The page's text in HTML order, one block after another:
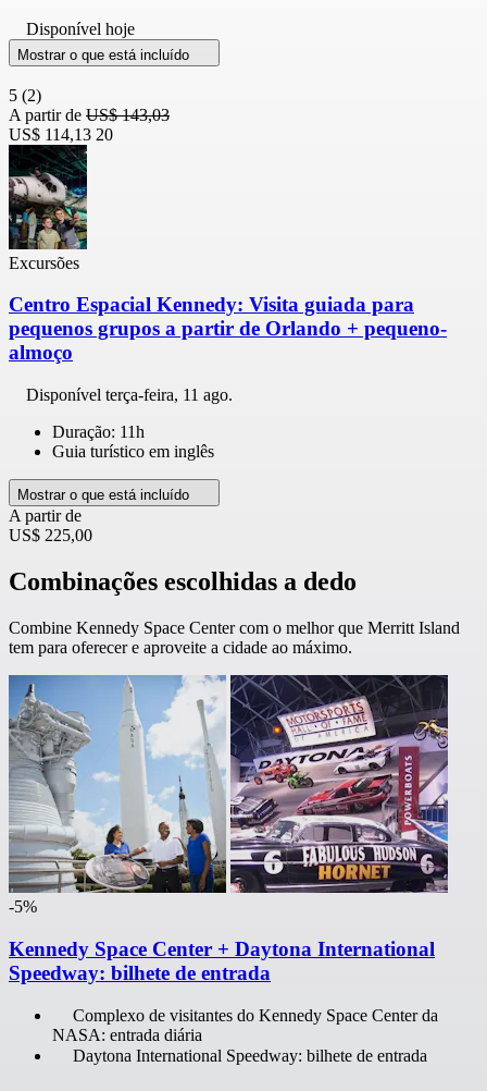
Disponível hoje
Mostrar o que está incluído
5 (2)
A partir de US$ 143,03
US$ 114,13 20
Excursões
Centro Espacial Kennedy: Visita guiada para
pequenos grupos a partir de Orlando + pequeno-
almoço
Disponível terça-feira, 11 ago.
Duração: 11h
Guia turístico em inglês
Mostrar o que está incluído
A partir de
US$ 225,00
Combinações escolhidas a dedo
Combine Kennedy Space Center com o melhor que Merritt Island
tem para oferecer e aproveite a cidade ao máximo.
-5%
Kennedy Space Center + Daytona International
Speedway: bilhete de entrada
Complexo de visitantes do Kennedy Space Center da
NASA: entrada diária
Daytona International Speedway: bilhete de entrada